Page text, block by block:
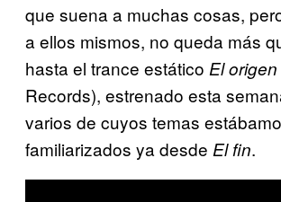
que suena a muchas cosas,
a ellos mismos, no queda más
hasta el trance estático El origen
Records), estrenado esta
varios de cuyos temas
familiarizados ya desde El fin.